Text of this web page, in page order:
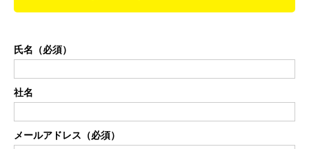
氏名（必須）
社名
メールアドレス（必須）